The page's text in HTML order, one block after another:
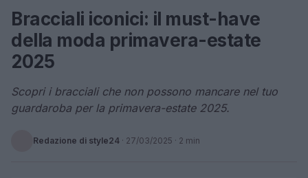
Bracciali iconici: il must-have
della moda primavera-estate
2025
Scopri i bracciali che non possono mancare nel tuo
guardaroba per la primavera-estate 2025.
Redazione di style24 · 27/03/2025 · 2 min